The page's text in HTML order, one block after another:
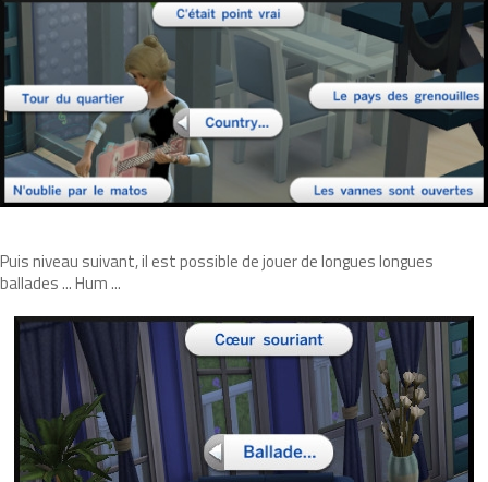
Puis niveau suivant, il est possible de jouer de longues longues
ballades ... Hum ...